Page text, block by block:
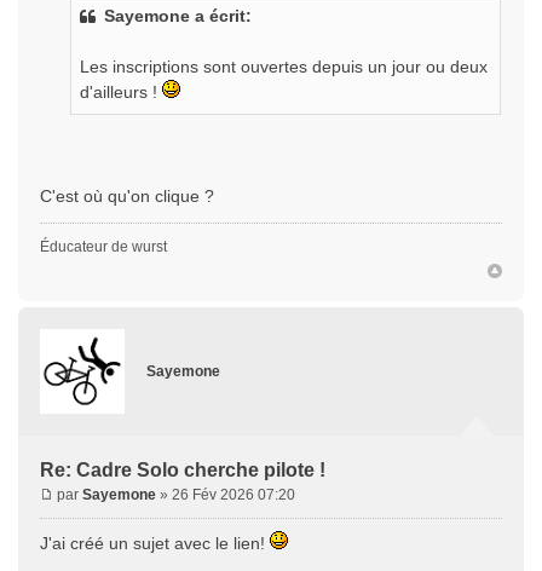
Sayemone a écrit:
Les inscriptions sont ouvertes depuis un jour ou deux
d'ailleurs !
C'est où qu'on clique ?
Éducateur de wurst
Sayemone
Re: Cadre Solo cherche pilote !
par Sayemone » 26 Fév 2026 07:20
J'ai créé un sujet avec le lien!